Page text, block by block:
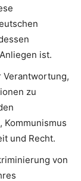
ist.
Verantwortung,
zu
Kommunismus
und Recht.
von